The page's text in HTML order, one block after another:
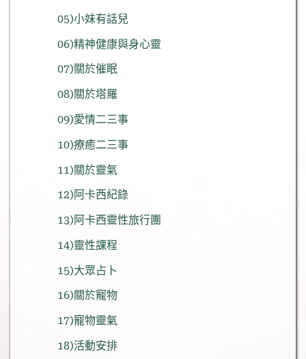
05)小妹有話兒
06)精神健康與身心靈
07)關於催眠
08)關於塔羅
09)愛情二三事
10)療癒二三事
11)關於靈氣
12)阿卡西紀錄
13)阿卡西靈性旅行團
14)靈性課程
15)大眾占卜
16)關於寵物
17)寵物靈氣
18)活動安排